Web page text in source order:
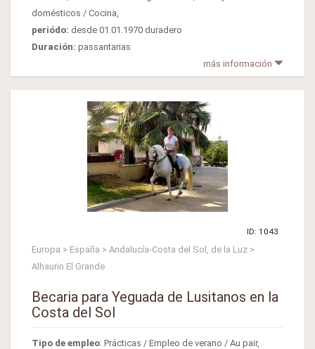
domésticos / Cocina,
periódo: desde 01.01.1970 duradero
Duración: passantarias
más información
ID: 1043
Europa > España > Andalucía-Costa del Sol, de la Luz >
Alhaurin El Grande
Becaria para Yeguada de Lusitanos en la
Costa del Sol
Tipo de empleo: Prácticas / Empleo de verano / Au pair,